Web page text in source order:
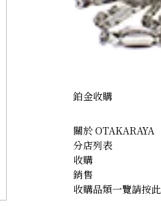
鉑金收購
關於 OTAKARAYA
分店列表
收購
銷售
收購品類一覽請按此